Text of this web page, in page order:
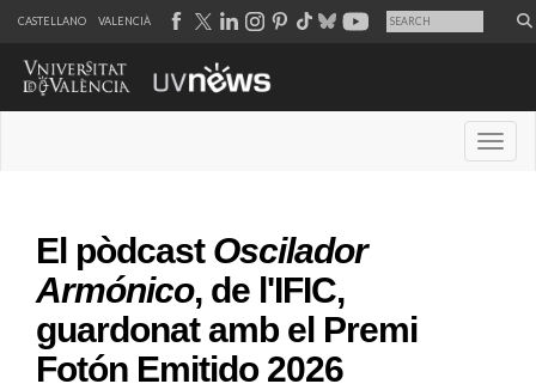
CASTELLANO VALENCIÀ
El pòdcast Oscilador
Armónico, de l'IFIC,
guardonat amb el Premi
Fotón Emitido 2026